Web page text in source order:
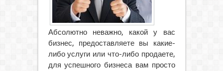
Абсолютно неважно, какой у вас
бизнес, предоставляете вы какие-
либо услуги или что-либо продаете,
для успешного бизнеса вам просто